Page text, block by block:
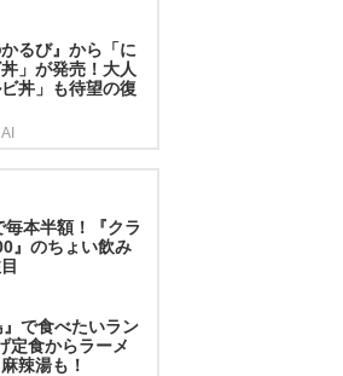
かるび』から「に
」が発売！大人
丼」も待望の復
毎本半額！『クラ
』のちょい飲み
』で食べたいラン
定食からラーメ
辣湯も！